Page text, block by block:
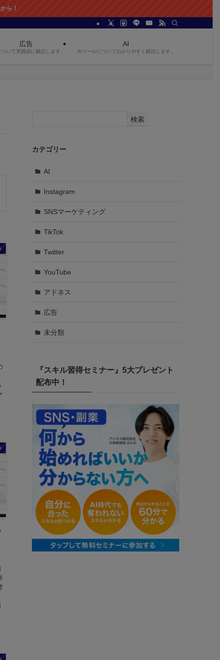
広告
ついて実践的に解説します。
AI
AIツールについてわかりやすく解説します。
検索
カテゴリー
AI
Instagram
SNSマーケティング
TikTok
Twitter
YouTube
アドネス
広告
未分類
『スキル習得セミナー』5大プレゼント
配布中！